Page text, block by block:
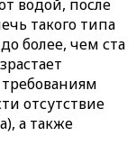
водой, после
такого типа
более, чем ста
отсутствие
а также